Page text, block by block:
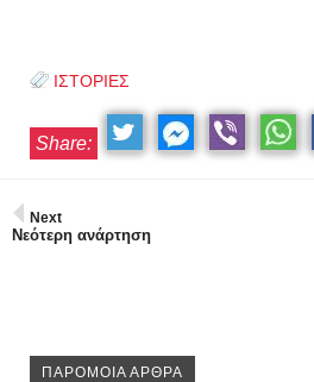
ΙΣΤΟΡΙΕΣ
Share:
Next
Νεότερη ανάρτηση
ΠΑΡΟΜΟΙΑ ΑΡΘΡΑ